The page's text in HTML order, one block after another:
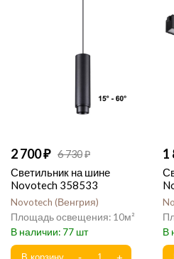
2 700 6 730
Светильник на шине
Novotech 358533
Novotech Венгрия
10
77
1